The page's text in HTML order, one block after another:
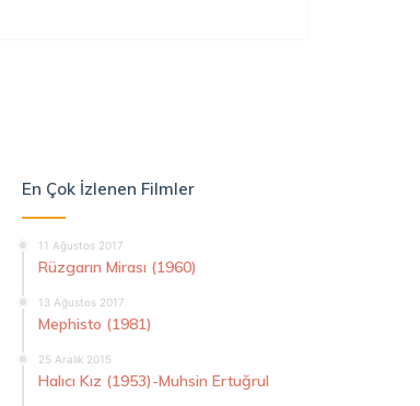
En Çok İzlenen Filmler
11 Ağustos 2017
Rüzgarın Mirası (1960)
13 Ağustos 2017
Mephisto (1981)
25 Aralık 2015
Halıcı Kız (1953)-Muhsin Ertuğrul